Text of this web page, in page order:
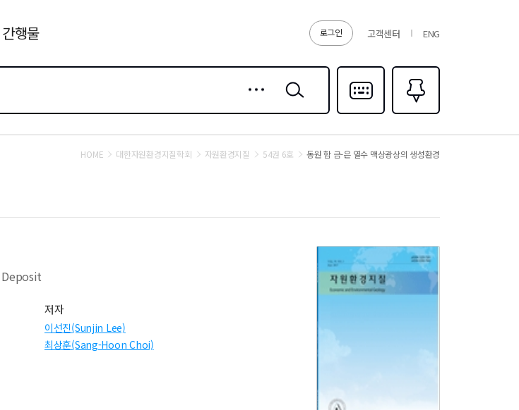
로그인 고객센터 ENG
간행물
검색
다국어입력
즐겨찾기0
HOME 대한자원환경지질학회 자원환경지질 54권 6호 동원 함 금-은 열수 맥상광상의 생성환경
저자
이선진(Sunjin Lee)
최상훈(Sang-Hoon Choi)